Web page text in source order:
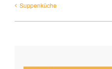
Suppenküche